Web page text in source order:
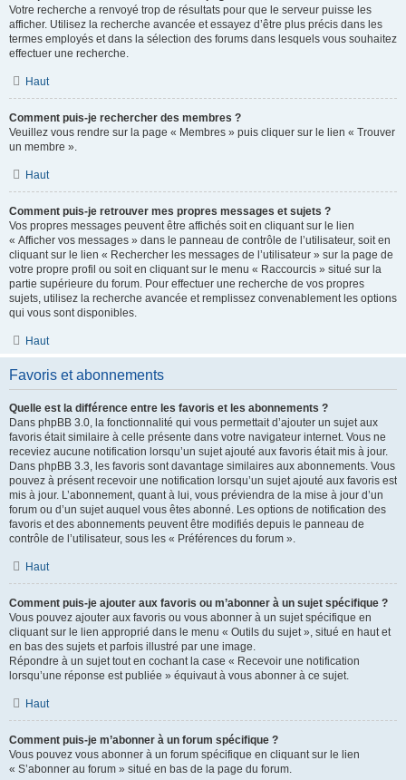
Votre recherche a renvoyé trop de résultats pour que le serveur puisse les
afficher. Utilisez la recherche avancée et essayez d’être plus précis dans les
termes employés et dans la sélection des forums dans lesquels vous souhaitez
effectuer une recherche.
Haut
Comment puis-je rechercher des membres ?
Veuillez vous rendre sur la page « Membres » puis cliquer sur le lien « Trouver
un membre ».
Haut
Comment puis-je retrouver mes propres messages et sujets ?
Vos propres messages peuvent être affichés soit en cliquant sur le lien
« Afficher vos messages » dans le panneau de contrôle de l’utilisateur, soit en
cliquant sur le lien « Rechercher les messages de l’utilisateur » sur la page de
votre propre profil ou soit en cliquant sur le menu « Raccourcis » situé sur la
partie supérieure du forum. Pour effectuer une recherche de vos propres
sujets, utilisez la recherche avancée et remplissez convenablement les options
qui vous sont disponibles.
Haut
Favoris et abonnements
Quelle est la différence entre les favoris et les abonnements ?
Dans phpBB 3.0, la fonctionnalité qui vous permettait d’ajouter un sujet aux
favoris était similaire à celle présente dans votre navigateur internet. Vous ne
receviez aucune notification lorsqu’un sujet ajouté aux favoris était mis à jour.
Dans phpBB 3.3, les favoris sont davantage similaires aux abonnements. Vous
pouvez à présent recevoir une notification lorsqu’un sujet ajouté aux favoris est
mis à jour. L’abonnement, quant à lui, vous préviendra de la mise à jour d’un
forum ou d’un sujet auquel vous êtes abonné. Les options de notification des
favoris et des abonnements peuvent être modifiés depuis le panneau de
contrôle de l’utilisateur, sous les « Préférences du forum ».
Haut
Comment puis-je ajouter aux favoris ou m’abonner à un sujet spécifique ?
Vous pouvez ajouter aux favoris ou vous abonner à un sujet spécifique en
cliquant sur le lien approprié dans le menu « Outils du sujet », situé en haut et
en bas des sujets et parfois illustré par une image.
Répondre à un sujet tout en cochant la case « Recevoir une notification
lorsqu’une réponse est publiée » équivaut à vous abonner à ce sujet.
Haut
Comment puis-je m’abonner à un forum spécifique ?
Vous pouvez vous abonner à un forum spécifique en cliquant sur le lien
« S’abonner au forum » situé en bas de la page du forum.